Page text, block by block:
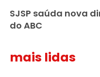
SJSP saúda nova
do ABC
mais lidas